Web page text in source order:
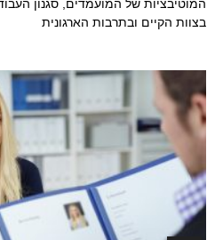
המוטיבציות של המועמדים, סגנון
בצוות הקיים ובתרבות הארגונית